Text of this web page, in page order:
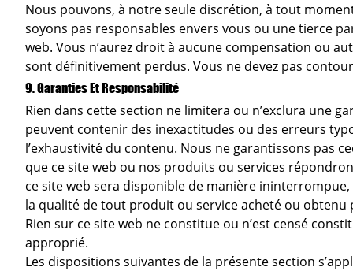
Nous pouvons, à notre seule discrétion, à tout
soyons pas responsables envers vous ou une tierce
web. Vous n’aurez droit à aucune compensation ou
sont définitivement perdus. Vous ne devez pas
9. Garanties Et Responsabilité
Rien dans cette section ne limitera ou n’exclura une
peuvent contenir des inexactitudes ou des erreurs
l’exhaustivité du contenu. Nous ne garantissons pas
que ce site web ou nos produits ou services
ce site web sera disponible de manière
la qualité de tout produit ou service acheté ou
Rien sur ce site web ne constitue ou n’est censé
approprié.
Les dispositions suivantes de la présente section